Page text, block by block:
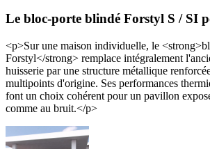
Le bloc-porte blindé Forstyl S / SI
<p>Sur une maison individuelle, le
Forstyl</strong> remplace intégralement
huisserie par une structure métallique
multipoints d'origine. Ses performances
font un choix cohérent pour un pavillon
comme au bruit.</p>